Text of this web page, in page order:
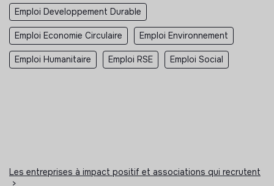
Emploi Developpement Durable
Emploi Economie Circulaire Emploi Environnement
Emploi Humanitaire Emploi RSE Emploi Social
Les entreprises à impact positif et associations qui recrutent
>